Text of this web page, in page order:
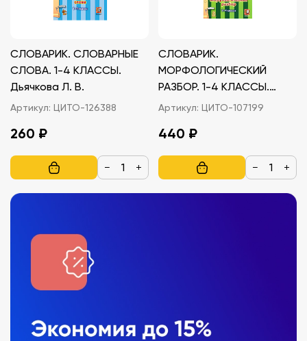
СЛОВАРИК. СЛОВАРНЫЕ
СЛОВА. 1-4 КЛАССЫ.
Дьячкова Л. В.
Артикул: ЦИТО-126388
260 ₽
− +
СЛОВАРИК.
МОРФОЛОГИЧЕСКИЙ
РАЗБОР. 1-4 КЛАССЫ.
Дьячкова Л. В.
Артикул: ЦИТО-107199
440 ₽
− +